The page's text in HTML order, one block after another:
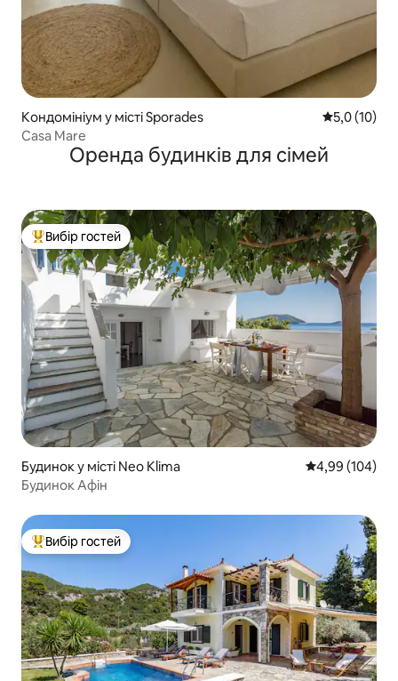
Кондомініум у місті Sporades Середня
5,0 (10)
Casa Mare
Оренда будинків для сімей
Топ вибір гостей
Вибір гостей
Будинок у місті Neo Klima Середня
4,99 (104)
Будинок Афін
Топ вибір гостей
Вибір гостей